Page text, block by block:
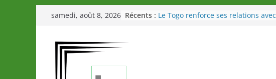
Passer
contenu
samedi, août 8, 2026 Récents : Le Togo renforce ses relations avec